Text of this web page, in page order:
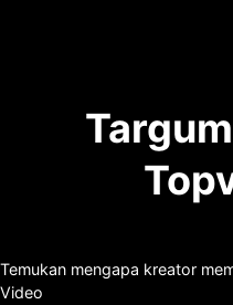
Temukan mengapa kreator
Video